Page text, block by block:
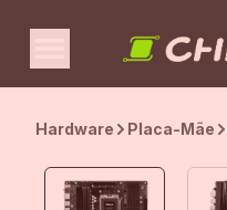
Hardware Placa-Mãe